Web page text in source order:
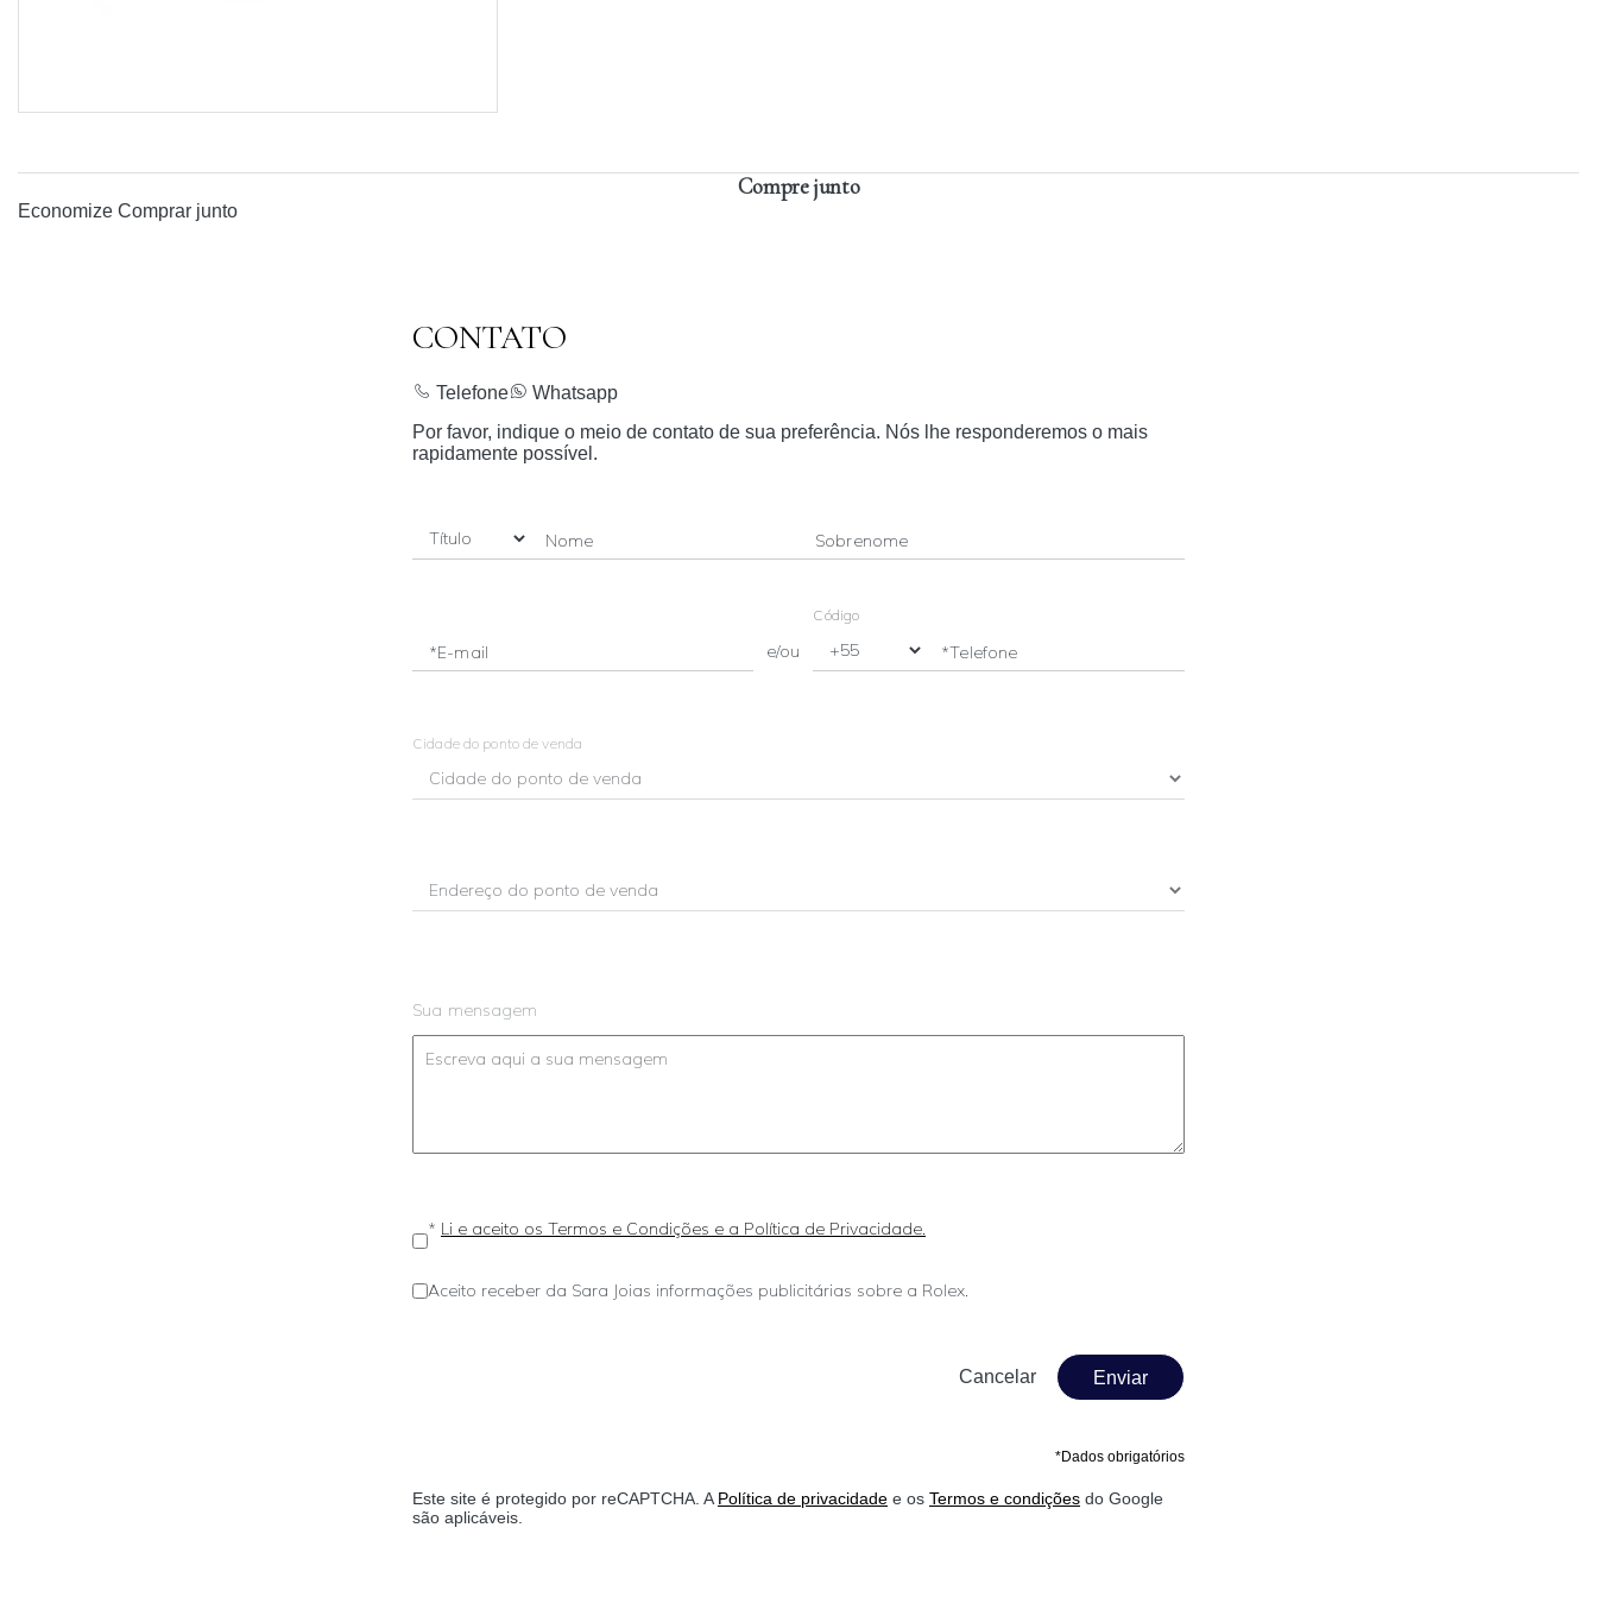
Compre junto
Economize Comprar junto
CONTATO
Telefone
Whatsapp
Por favor, indique o meio de contato de sua preferência. Nós lhe responderemos o mais
rapidamente possível.
Nome Sobrenome
*E-mail e/ou
Código
*Telefone
Cidade do ponto de venda
Sua mensagem
* Li e aceito os Termos e Condições e a Política de Privacidade.
Aceito receber da Sara Joias informações publicitárias sobre a Rolex.
Enviar
*Dados obrigatórios
Este site é protegido por reCAPTCHA. A Política de privacidade e os Termos e condições do Google
são aplicáveis.